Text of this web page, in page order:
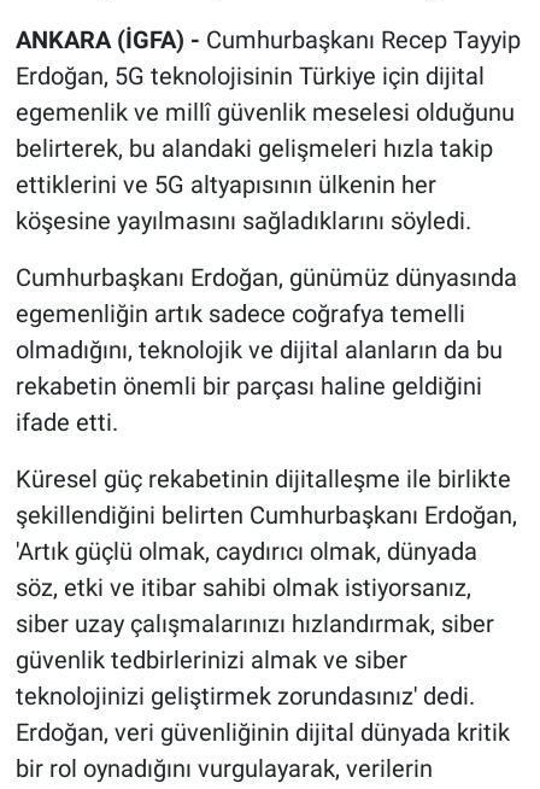
ANKARA (İGFA) - Cumhurbaşkanı Recep Tayyip
Erdoğan, 5G teknolojisinin Türkiye için dijital
egemenlik ve millî güvenlik meselesi olduğunu
belirterek, bu alandaki gelişmeleri hızla takip
ettiklerini ve 5G altyapısının ülkenin her
köşesine yayılmasını sağladıklarını söyledi.
Cumhurbaşkanı Erdoğan, günümüz dünyasında
egemenliğin artık sadece coğrafya temelli
olmadığını, teknolojik ve dijital alanların da bu
rekabetin önemli bir parçası haline geldiğini
ifade etti.
Küresel güç rekabetinin dijitalleşme ile birlikte
şekillendiğini belirten Cumhurbaşkanı Erdoğan,
'Artık güçlü olmak, caydırıcı olmak, dünyada
söz, etki ve itibar sahibi olmak istiyorsanız,
siber uzay çalışmalarınızı hızlandırmak, siber
güvenlik tedbirlerinizi almak ve siber
teknolojinizi geliştirmek zorundasınız' dedi.
Erdoğan, veri güvenliğinin dijital dünyada kritik
bir rol oynadığını vurgulayarak, verilerin